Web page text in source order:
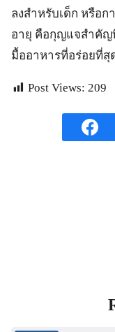
ลงสำหรับเด็ก หรือ
อายุ คือกุญแจสำคัญ
มื้ออาหารที่อร่อยที่สุ
Post Views: 209